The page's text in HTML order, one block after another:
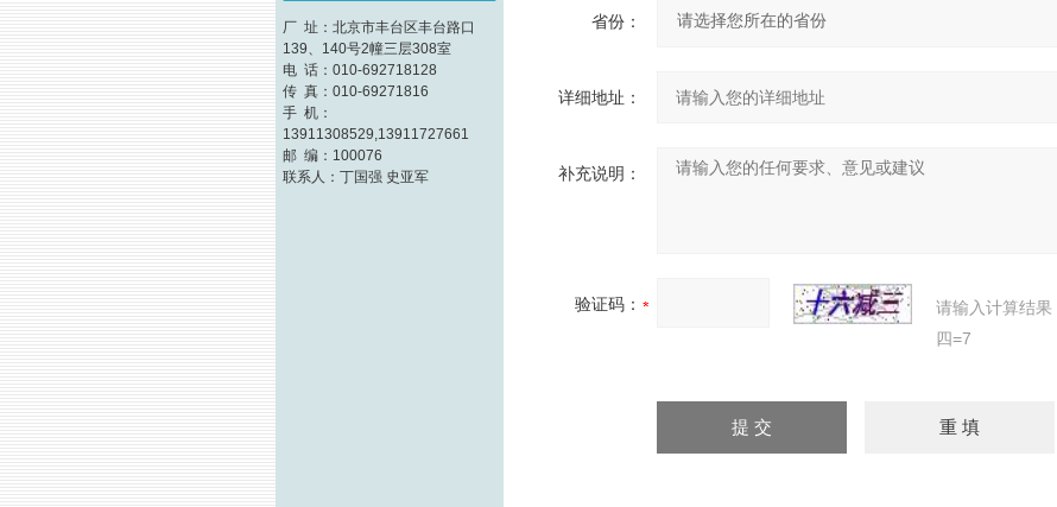
厂 址：北京市丰台区丰台路口
139、140号2幢三层308室
电 话：010-692718128
传 真：010-69271816
手 机：
13911308529,13911727661
邮 编：100076
联系人：丁国强 史亚军
省份：
详细地址：
补充说明：
验证码：
请输入计算结
四=7